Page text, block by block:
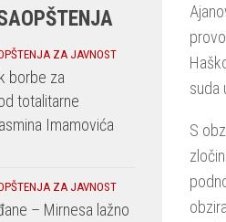
suda
S
ZA JAVNOST
borbe za
totalitarne
Imamovića
ZA JAVNOST
– Mirnesa lažno